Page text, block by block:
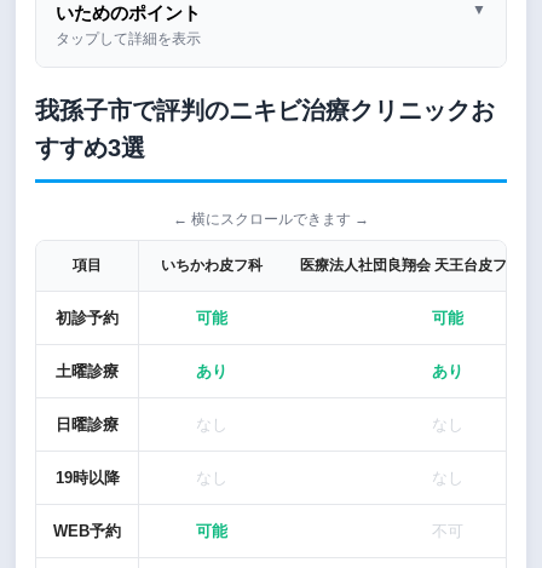
いためのポイント
タップして詳細を表示
▼
我孫子市で評判のニキビ治療クリニックお
すすめ3選
← 横にスクロールできます →
項目 いちかわ皮フ科 医療法人社団良翔会 天王台皮フ科ク
初診予約 可能 可能
土曜診療 あり あり
日曜診療 なし なし
19時以降 なし なし
WEB予約 可能 不可